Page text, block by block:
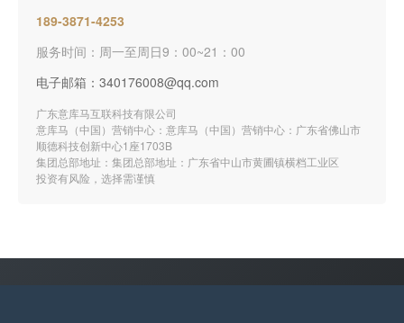
189-3871-4253
服务时间：周一至周日9：00~21：00
电子邮箱：340176008@qq.com
广东意库马互联科技有限公司
意库马（中国）营销中心：意库马（中国）营销中心：广东省佛山市
顺德科技创新中心1座1703B
集团总部地址：集团总部地址：广东省中山市黄圃镇横档工业区
投资有风险，选择需谨慎